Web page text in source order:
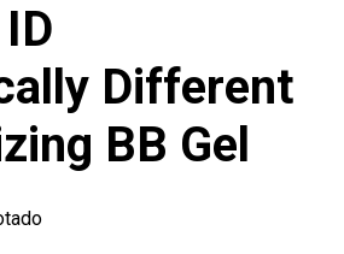
Different
BB Gel